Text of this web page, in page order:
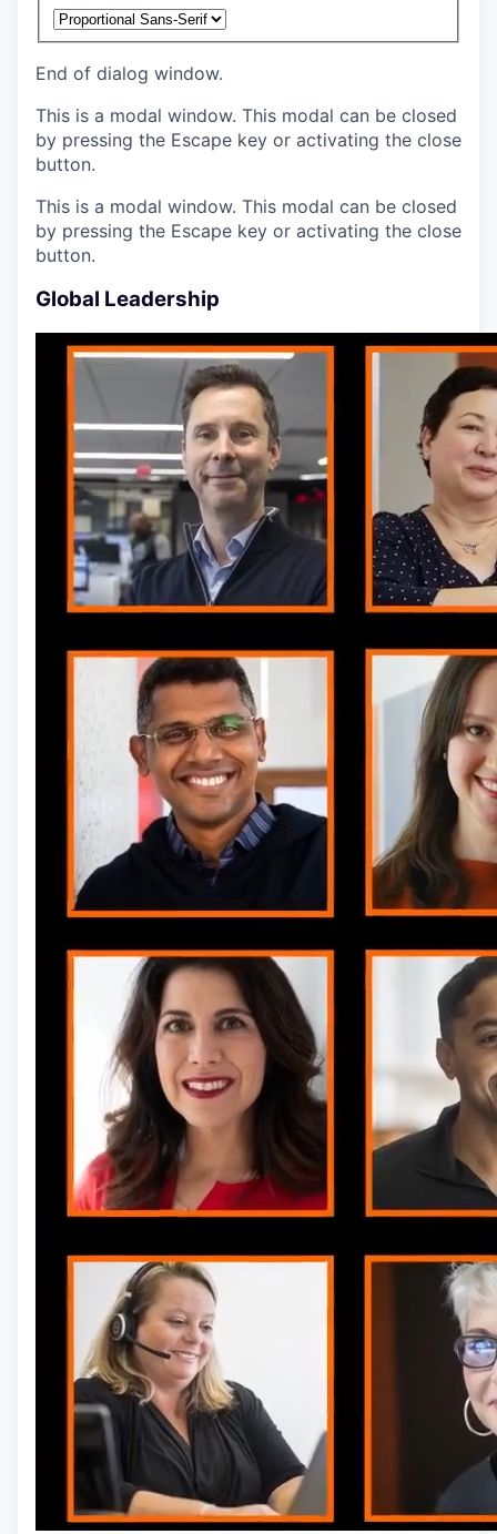
End of dialog window.
This is a modal window. This modal can be closed
by pressing the Escape key or activating the close
button.
This is a modal window. This modal can be closed
by pressing the Escape key or activating the close
button.
Global Leadership